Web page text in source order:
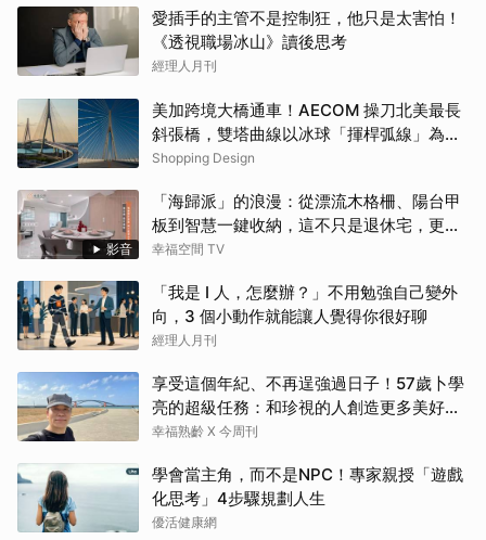
愛插手的主管不是控制狂，他只是太害怕！
《透視職場冰山》讀後思考
經理人月刊
美加跨境大橋通車！AECOM 操刀北美最長
斜張橋，雙塔曲線以冰球「揮桿弧線」為靈
感
Shopping Design
影音
「海歸派」的浪漫：從漂流木格柵、陽台甲
板到智慧一鍵收納，這不只是退休宅，更是
遊子的心靈港灣！！
幸福空間 TV
「我是 I 人，怎麼辦？」不用勉強自己變外
向，3 個小動作就能讓人覺得你很好聊
經理人月刊
享受這個年紀、不再逞強過日子！57歲卜學
亮的超級任務：和珍視的人創造更多美好記
憶
幸福熟齡 X 今周刊
學會當主角，而不是NPC！專家親授「遊戲
化思考」4步驟規劃人生
優活健康網